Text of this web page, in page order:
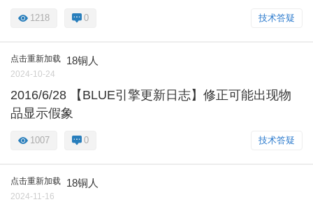
技术答疑
1218 0
点击重新加载 18铜人
2024-10-24
2016/6/28 【BLUE引擎更新日志】修正可能出现物
品显示假象
技术答疑
1007 0
点击重新加载 18铜人
2024-11-16